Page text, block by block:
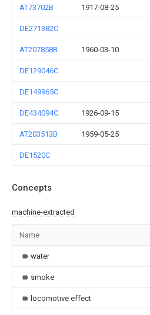
AT73702B 1917-08-25
DE271382C
AT207858B 1960-03-10
DE129046C
DE149965C
DE434094C 1926-09-15
AT203513B 1959-05-25
DE1520C
Concepts
machine-extracted
Name
water
smoke
locomotive effect